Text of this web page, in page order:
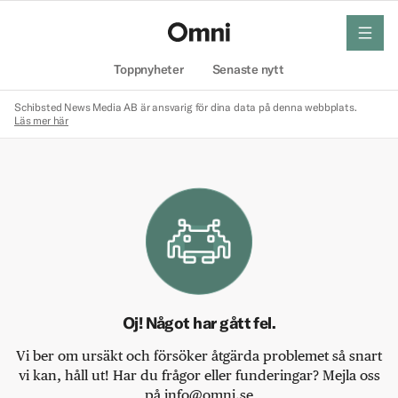
Toppnyheter Senaste nytt
meny
Schibsted News Media AB är ansvarig för dina data på denna webbplats.
Läs mer här
Oj! Något har gått fel.
Vi ber om ursäkt och försöker åtgärda problemet så snart
vi kan, håll ut! Har du frågor eller funderingar? Mejla oss